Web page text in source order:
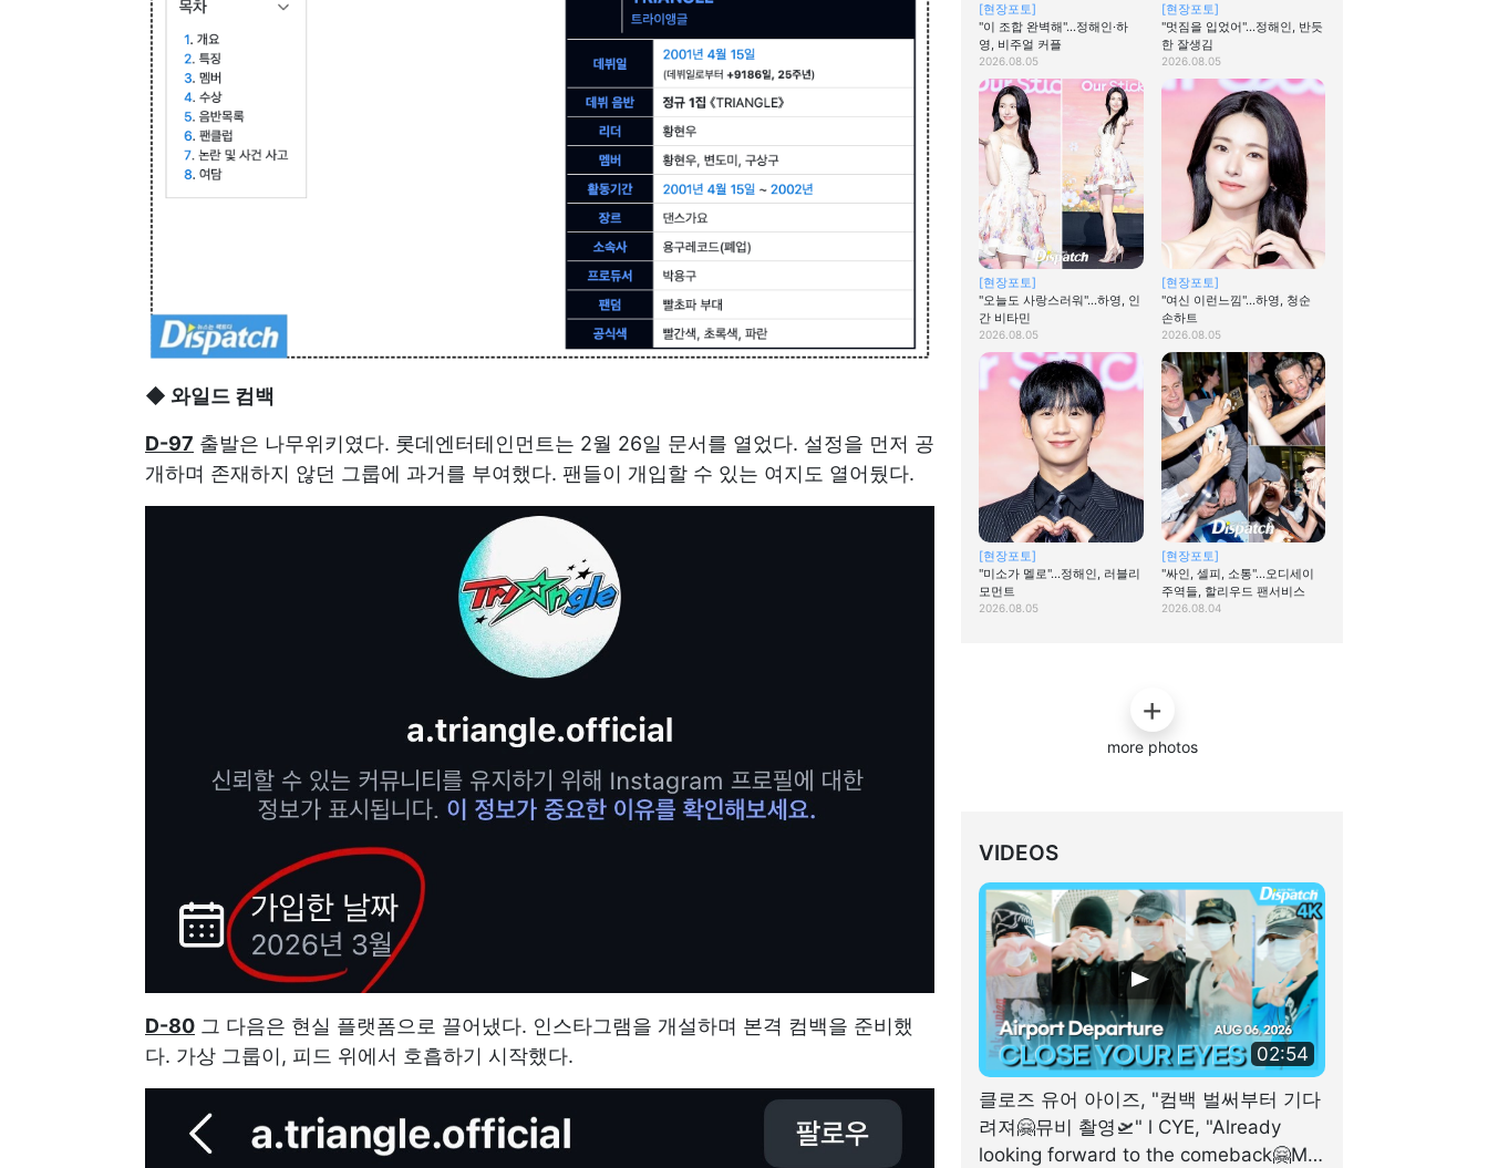
◆ 와일드 컴백
D-97 출발은 나무위키였다. 롯데엔터테인먼트는 2월 26일 문서를 열었다. 설정을 먼저 공
개하며 존재하지 않던 그룹에 과거를 부여했다. 팬들이 개입할 수 있는 여지도 열어뒀다.
D-80 그 다음은 현실 플랫폼으로 끌어냈다. 인스타그램을 개설하며 본격 컴백을 준비했
다. 가상 그룹이, 피드 위에서 호흡하기 시작했다.
[현장포토]
"이 조합 완벽해"…정해인·하
영, 비주얼 커플
2026.08.05
[현장포토]
"멋짐을 입었어"…정해인, 반듯
한 잘생김
2026.08.05
[현장포토]
"오늘도 사랑스러워"…하영, 인
간 비타민
2026.08.05
[현장포토]
"여신 이런느낌"…하영, 청순
손하트
2026.08.05
[현장포토]
"미소가 멜로"…정해인, 러블리
모먼트
2026.08.05
[현장포토]
"싸인, 셀피, 소통"…오디세이
주역들, 할리우드 팬서비스
2026.08.04
more photos
VIDEOS
02:54
클로즈 유어 아이즈, "컴백 벌써부터 기다
려져🤗뮤비 촬영🛫" l CYE, "Already
looking forward to the comeback🤗MV